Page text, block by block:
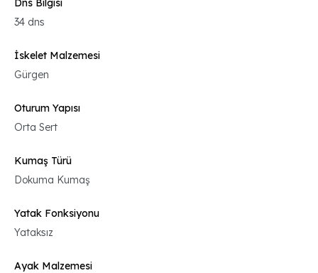
Dns Bilgisi
34 dns
İskelet Malzemesi
Gürgen
Oturum Yapısı
Orta Sert
Kumaş Türü
Dokuma Kumaş
Yatak Fonksiyonu
Yataksız
Ayak Malzemesi